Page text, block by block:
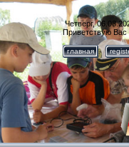
Четверг,
Приветствую Вас
главная